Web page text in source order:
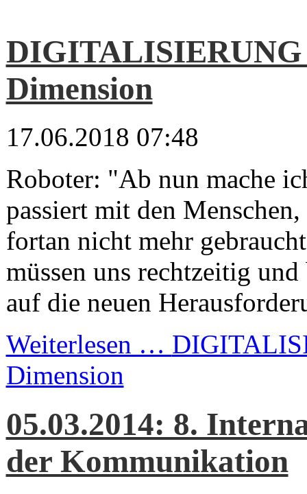
DIGITALISIERUNG
Dimension
17.06.2018 07:48
Roboter: "Ab nun mache
passiert mit den
fortan nicht mehr
müssen uns rechtzeitig und
auf die neuen
Weiterlesen …
Dimension
05.03.2014: 8.
der Kommunikation